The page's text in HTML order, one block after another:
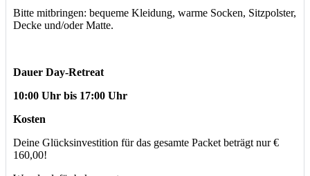
Bitte mitbringen: bequeme Kleidung, warme Socken, Sitzpolster,
Decke und/oder Matte.
Dauer Day-Retreat
10:00 Uhr bis 17:00 Uhr
Kosten
Deine Glücksinvestition für das gesamte Packet beträgt nur €
160,00!